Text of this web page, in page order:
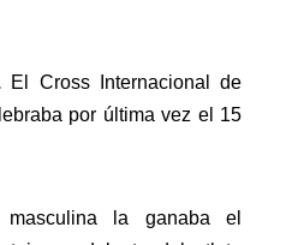
El Cross Internacional de
por última vez el 15
la ganaba el